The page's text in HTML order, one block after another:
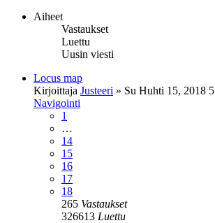
Aiheet
Vastaukset
Luettu
Uusin viesti
Locus map
Kirjoittaja Justeeri » Su Huhti 15, 2018
Navigointi
1
…
14
15
16
17
18
265 Vastaukset
326613 Luettu